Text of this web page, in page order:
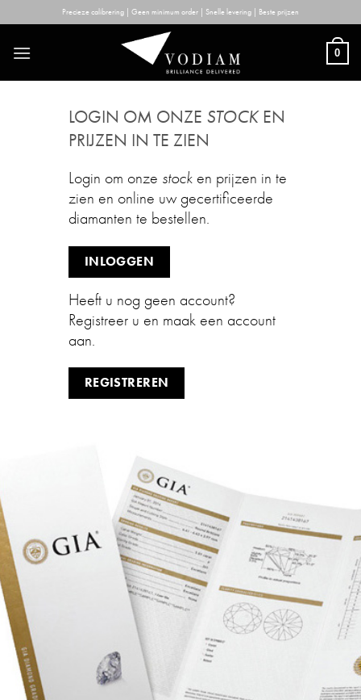
to
content
Precieze calibrering | Geen minimum order | Snelle levering | Beste prijzen
0
LOGIN OM ONZE STOCKEN
PRIJZEN IN TE ZIEN
Login om onze stock en prijzen in te
zien en online uw gecertificeerde
diamanten te bestellen.
INLOGGEN
Heeft u nog geen account?
Registreer u en maak een account
aan.
REGISTREREN